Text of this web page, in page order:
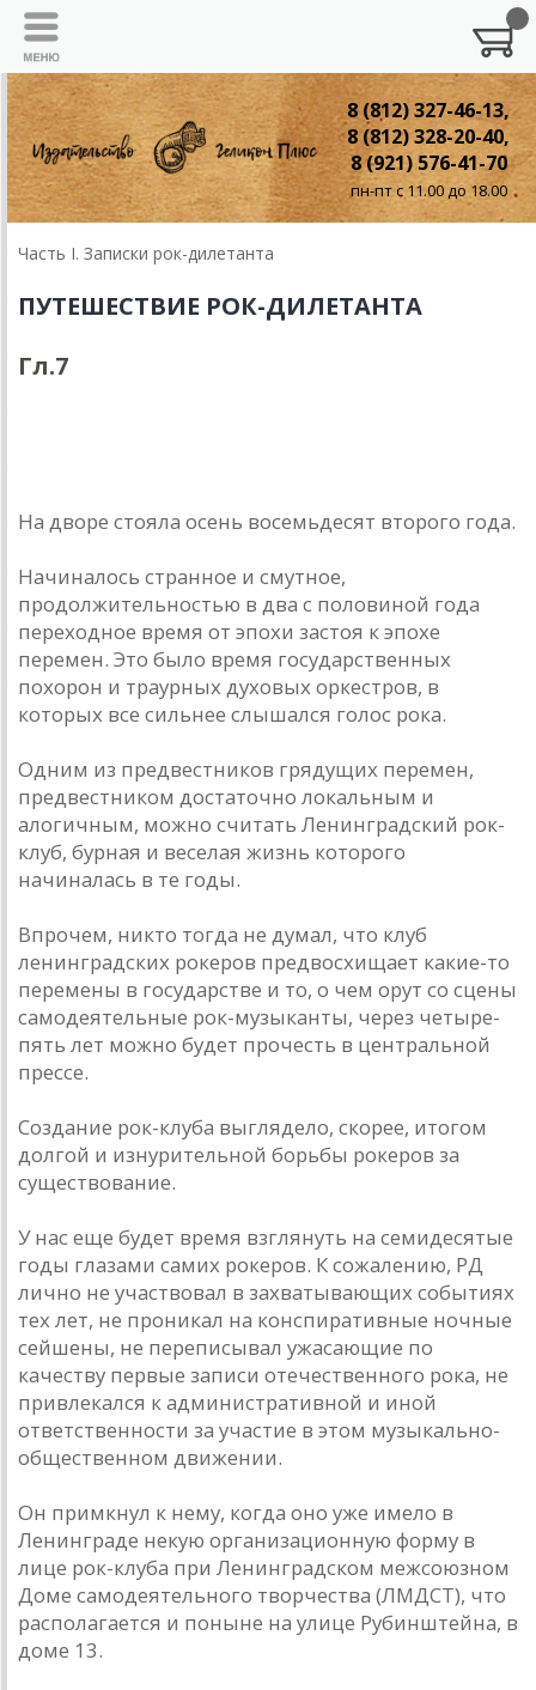
8 (812) 327-46-13,
8 (812) 328-20-40,
8 (921) 576-41-70
пн-пт с 11.00 до 18.00
Часть I. Записки рок-дилетанта
ПУТЕШЕСТВИЕ РОК-ДИЛЕТАНТА
Гл.7
На дворе стояла осень восемьдесят второго года.
Начиналось странное и смутное,
продолжительностью в два с половиной года
переходное время от эпохи застоя к эпохе
перемен. Это было время государственных
похорон и траурных духовых оркестров, в
которых все сильнее слышался голос рока.
Одним из предвестников грядущих перемен,
предвестником достаточно локальным и
алогичным, можно считать Ленинградский рок-
клуб, бурная и веселая жизнь которого
начиналась в те годы.
Впрочем, никто тогда не думал, что клуб
ленинградских рокеров предвосхищает какие-то
перемены в государстве и то, о чем орут со сцены
самодеятельные рок-музыканты, через четыре-
пять лет можно будет прочесть в центральной
прессе.
Создание рок-клуба выглядело, скорее, итогом
долгой и изнурительной борьбы рокеров за
существование.
У нас еще будет время взглянуть на семидесятые
годы глазами самих рокеров. К сожалению, РД
лично не участвовал в захватывающих событиях
тех лет, не проникал на конспиративные ночные
сейшены, не переписывал ужасающие по
качеству первые записи отечественного рока, не
привлекался к административной и иной
ответственности за участие в этом музыкально-
общественном движении.
Он примкнул к нему, когда оно уже имело в
Ленинграде некую организационную форму в
лице рок-клуба при Ленинградском межсоюзном
Доме самодеятельного творчества (ЛМДСТ), что
располагается и поныне на улице Рубинштейна, в
доме 13.